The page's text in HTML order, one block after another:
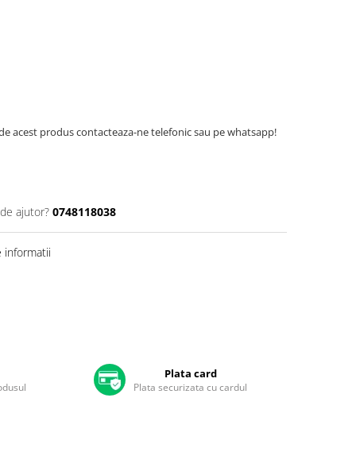
acest produs contacteaza-ne telefonic sau pe whatsapp!
ajutor? 0748118038
informatii
Plata card
Plata securizata cu cardul